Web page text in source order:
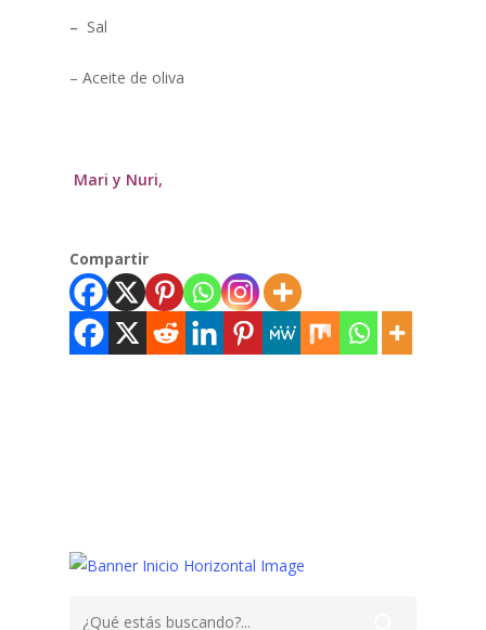
– Sal
– Aceite de oliva
Mari y Nuri,
Compartir